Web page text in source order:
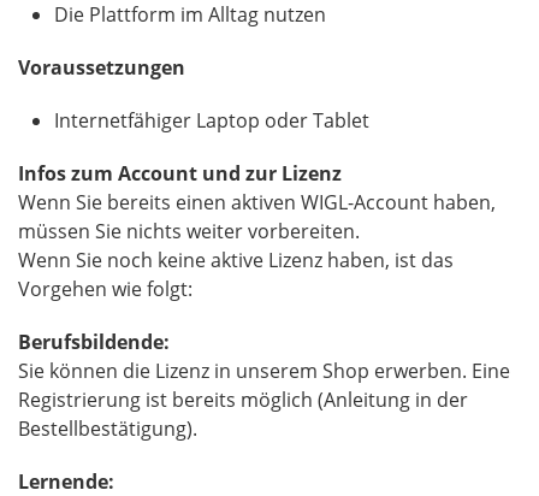
Die Plattform im Alltag nutzen
Voraussetzungen
Internetfähiger Laptop oder Tablet
Infos zum Account und zur Lizenz
Wenn Sie bereits einen aktiven WIGL-Account haben,
müssen Sie nichts weiter vorbereiten.
Wenn Sie noch keine aktive Lizenz haben, ist das
Vorgehen wie folgt:
Berufsbildende:
Sie können die Lizenz in unserem Shop erwerben. Eine
Registrierung ist bereits möglich (Anleitung in der
Bestellbestätigung).
Lernende: